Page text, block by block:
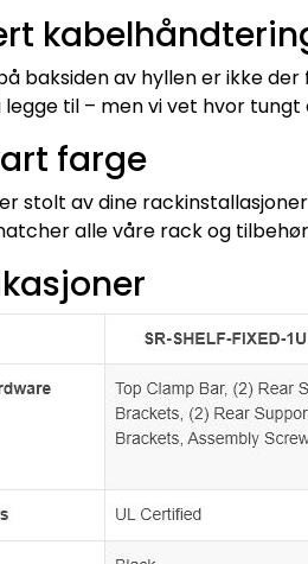
baksiden av hyllen er ikke
til – men vi vet hvor
farge
stolt av dine
alle våre rack og